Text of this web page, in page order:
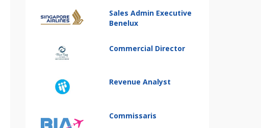
Sales Admin Executive
Benelux
Commercial Director
Revenue Analyst
Commissaris